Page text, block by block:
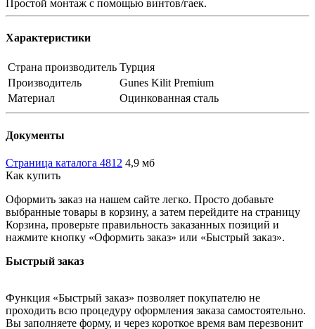
Простой монтаж с помощью винтов/гаек.
Характеристики
Страна производитель Турция
Производитель
Gunes Kilit Premium
Материал
Оцинкованная сталь
Документы
Страница каталога 4812 4,9 мб
Как купить
Оформить заказ на нашем сайте легко. Просто добавьте
выбранные товары в корзину, а затем перейдите на страницу
Корзина, проверьте правильность заказанных позиций и
нажмите кнопку «Оформить заказ» или «Быстрый заказ».
Быстрый заказ
Функция «Быстрый заказ» позволяет покупателю не
проходить всю процедуру оформления заказа самостоятельно.
Вы заполняете форму, и через короткое время вам перезвонит